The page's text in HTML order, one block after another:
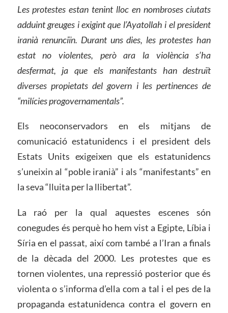
Les protestes estan tenint lloc en nombroses ciutats
adduint greuges i exigint que l’Ayatollah i el president
iranià renunciïn. Durant uns dies, les protestes han
estat no violentes, però ara la violència s’ha
desfermat, ja que els manifestants han destruït
diverses propietats del govern i les pertinences de
“milícies progovernamentals”.
Els neoconservadors en els mitjans de
comunicació estatunidencs i el president dels
Estats Units exigeixen que els estatunidencs
s’uneixin al “poble iranià” i als “manifestants” en
la seva “lluita per la llibertat”.
La raó per la qual aquestes escenes són
conegudes és perquè ho hem vist a Egipte, Líbia i
Síria en el passat, així com també a l’Iran a finals
de la dècada del 2000. Les protestes que es
tornen violentes, una repressió posterior que és
violenta o s’informa d’ella com a tal i el pes de la
propaganda estatunidenca contra el govern en